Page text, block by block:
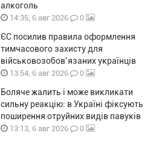
алкоголь
14:35, 6 авг 2026 0
ЄС посилив правила оформлення
тимчасового захисту для
військовозобов’язаних українців
13:54, 6 авг 2026 0
Боляче жалить і може викликати
сильну реакцію: в Україні фіксують
поширення отруйних видів павуків
13:13, 6 авг 2026 0